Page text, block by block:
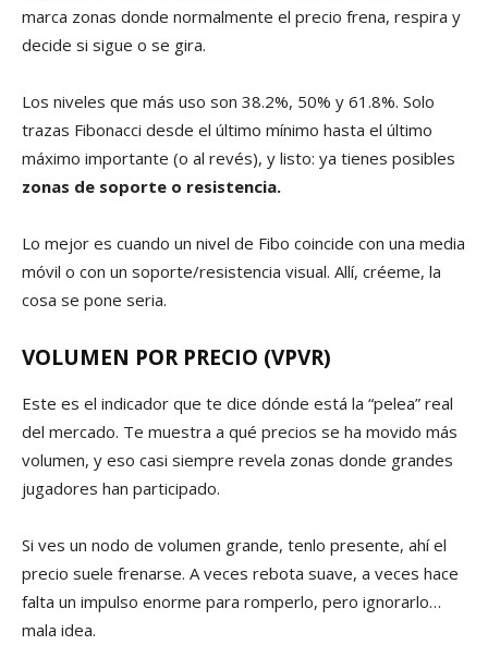
marca zonas donde normalmente el precio frena, respira y
decide si sigue o se gira.
Los niveles que más uso son 38.2%, 50% y 61.8%. Solo
trazas Fibonacci desde el último mínimo hasta el último
máximo importante (o al revés), y listo: ya tienes posibles
zonas de soporte o resistencia.
Lo mejor es cuando un nivel de Fibo coincide con una media
móvil o con un soporte/resistencia visual. Allí, créeme, la
cosa se pone seria.
VOLUMEN POR PRECIO (VPVR)
Este es el indicador que te dice dónde está la “pelea” real
del mercado. Te muestra a qué precios se ha movido más
volumen, y eso casi siempre revela zonas donde grandes
jugadores han participado.
Si ves un nodo de volumen grande, tenlo presente, ahí el
precio suele frenarse. A veces rebota suave, a veces hace
falta un impulso enorme para romperlo, pero ignorarlo…
mala idea.